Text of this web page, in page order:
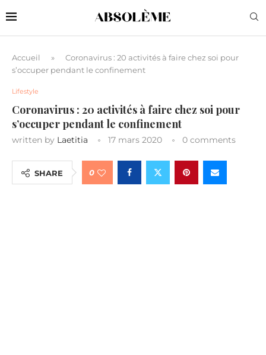
Accueil »
Coronavirus : 20 activités à faire chez soi pour
s’occuper pendant le confinement
Lifestyle
Coronavirus : 20 activités à faire chez soi pour
s’occuper pendant le confinement
written by Laetitia 17 mars 2020 0 comments
SHARE 0